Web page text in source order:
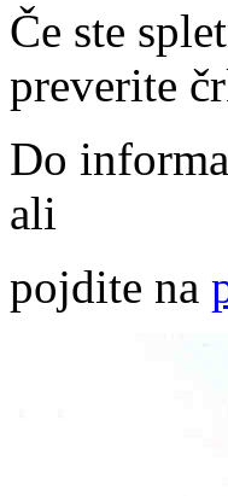
Če ste
preverite
Do
ali
pojdite na